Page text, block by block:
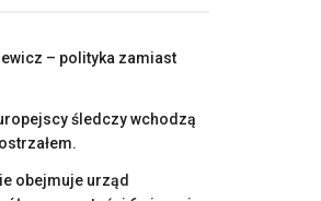
– polityka zamiast
śledczy wchodzą
obejmuje urząd